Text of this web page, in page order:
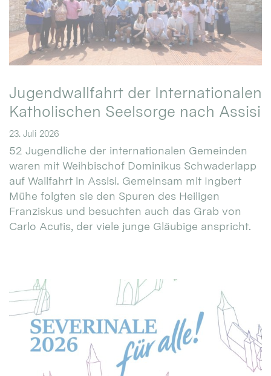
Jugendwallfahrt der Internationalen
Katholischen Seelsorge nach Assisi
23. Juli 2026
52 Jugendliche der internationalen Gemeinden
waren mit Weihbischof Dominikus Schwaderlapp
auf Wallfahrt in Assisi. Gemeinsam mit Ingbert
Mühe folgten sie den Spuren des Heiligen
Franziskus und besuchten auch das Grab von
Carlo Acutis, der viele junge Gläubige anspricht.